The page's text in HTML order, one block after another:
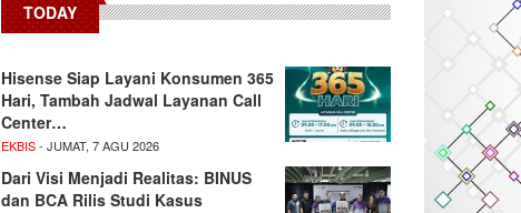
TODAY
Hisense Siap Layani Konsumen 365
Hari, Tambah Jadwal Layanan Call
Center…
EKBIS- JUMAT, 7 AGU 2026
Dari Visi Menjadi Realitas: BINUS
dan BCA Rilis Studi Kasus